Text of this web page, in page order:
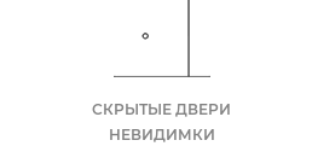
СКРЫТЫЕ ДВЕРИ
НЕВИДИМКИ